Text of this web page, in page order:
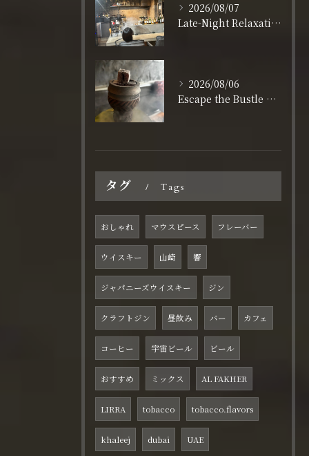
2026/08/07
Late-Night Relaxation in Shinsaibashi: Open Daily Until 3:00 AM
2026/08/06
Escape the Bustle of Dotonbori: Nagahoribashi’s Best Kept Secret
タグ Tags
おしゃれ マウスピース フレーバー
ウイスキー 山崎 響
ジャパニーズウイスキー ジン
クラフトジン 昼飲み バー カフェ
コーヒー 宇宙ビール ビール
おすすめ ミックス AL FAKHER
LIRRA tobacco tobacco.flavors
khaleej dubai UAE